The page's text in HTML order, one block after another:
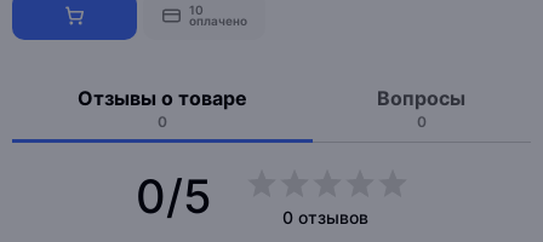
10
оплачено
Отзывы о товаре
0
Вопросы
0
0/5
0 отзывов